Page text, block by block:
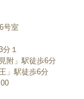
号室
１
附」駅徒歩6分
」駅徒歩6分